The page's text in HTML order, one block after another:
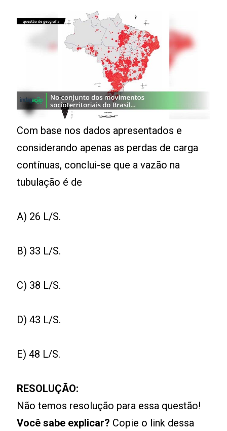
Com base nos dados apresentados e
considerando apenas as perdas de carga
contínuas, conclui-se que a vazão na
tubulação é de
A) 26 L/S.
B) 33 L/S.
C) 38 L/S.
D) 43 L/S.
E) 48 L/S.
RESOLUÇÃO:
Não temos resolução para essa questão!
Você sabe explicar? Copie o link dessa